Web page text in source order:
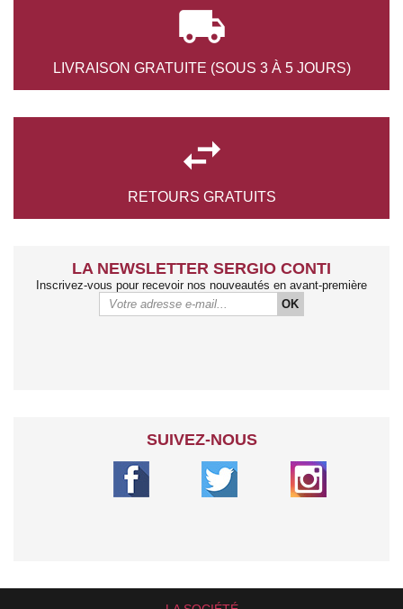

LIVRAISON GRATUITE (SOUS 3 À 5 JOURS)

RETOURS GRATUITS
LA NEWSLETTER SERGIO CONTI
Inscrivez-vous pour recevoir nos nouveautés en avant-première
OK
SUIVEZ-NOUS